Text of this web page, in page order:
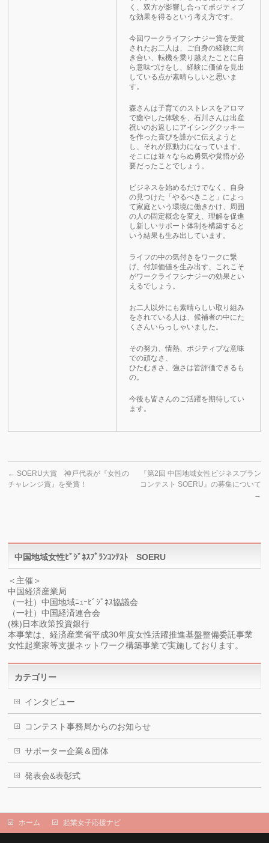
く、双方が影響し合ってポジティブ
な効果を得るという考え方です。
今回ワークライフシナジー賞を受賞
されたお二人は、ご自身の経験に向
き合い、転機を乗り越えたことに自
ら意味づけをし、経験に価値を見出
している点が素晴らしいと思いま
す。
森さんは子育てのストレスをアロマ
で癒やした体験を、石川さんは出産
祝いのお返しにアイシングクッキー
を作った喜びを誰かに伝えようと
し、それが原動力になっています。
そこには並々ならぬ勇気や覚悟が必
要だったことでしょう。
ビジネスを始めるだけでなく、自身
の見つけた「やるべきこと」によっ
て家庭という環境に働きかけ、周囲
の人の固定概念を変え、理解を促進
し新しいサポート体制を構築すると
いう結果も生み出しています。
ライフの中の気付きをワークに繋
げ、付加価値を生み出す、これこそ
がワークライフシナジーの効果とい
えるでしょう。
お二人以外にも素晴らしい取り組み
をされている人は、候補者の中にた
くさんいらっしゃいました。
その努力、情熱、ポジティブな意味
での頑なさ、
ひたむきさ、強さは皆評価できるも
の。
今後も皆さんのご活躍を期待してい
ます。
← SOERU大賞 神戸代表が『女性の
チャレンジ賞』を受賞！
『第2回 中国地域女性ビジネスプラン
コンテスト SOERU』の募集について
→
中国地域女性ﾋﾞｼﾞﾈｽﾌﾟﾗﾝｺﾝﾃｽﾄ SOERU
＜主催＞
中国経済産業局
（一社）中国地域ﾆｭｰﾋﾞｼﾞﾈｽ協議会
（一社）中国経済連合会
(株)日本政策投資銀行
本事業は、経済産業省平成30年度女性活躍推進基盤整備委託事業
女性起業家等支援ネットワーク構築事業で実施しております。
カテゴリー
インタビュー
コンテスト事務局からのお知らせ
サポーター企業＆団体
発表会&表彰式
ホーム 起業女子応援ナビ